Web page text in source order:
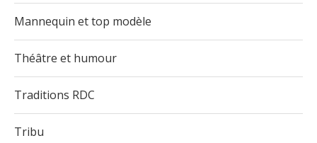
Mannequin et top modèle
Théâtre et humour
Traditions RDC
Tribu